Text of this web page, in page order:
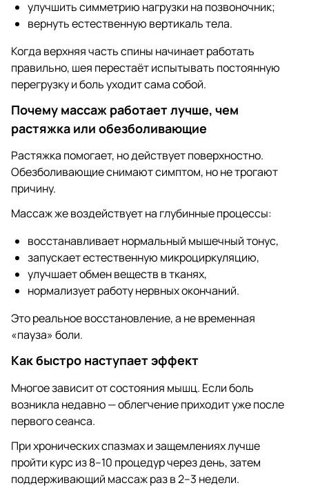
улучшить симметрию нагрузки на позвоночник;
вернуть естественную вертикаль тела.
Когда верхняя часть спины начинает работать
правильно, шея перестаёт испытывать постоянную
перегрузку и боль уходит сама собой.
Почему массаж работает лучше, чем
растяжка или обезболивающие
Растяжка помогает, но действует поверхностно.
Обезболивающие снимают симптом, но не трогают
причину.
Массаж же воздействует на глубинные процессы:
восстанавливает нормальный мышечный тонус,
запускает естественную микроциркуляцию,
улучшает обмен веществ в тканях,
нормализует работу нервных окончаний.
Это реальное восстановление, а не временная
«пауза» боли.
Как быстро наступает эффект
Многое зависит от состояния мышц. Если боль
возникла недавно — облегчение приходит уже после
первого сеанса.
При хронических спазмах и защемлениях лучше
пройти курс из 8–10 процедур через день, затем
поддерживающий массаж раз в 2–3 недели.